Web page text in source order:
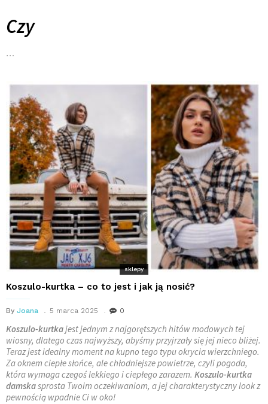
Czy
…
sklepy
Koszulo-kurtka – co to jest i jak ją nosić?
By Joana 5 marca 2025 0
Koszulo-kurtkajest jednym z najgorętszych hitów modowych tej
wiosny, dlatego czas najwyższy, abyśmy przyjrzały się jej nieco bliżej.
Teraz jest idealny moment na kupno tego typu okrycia wierzchniego.
Za oknem ciepłe słońce, ale chłodniejsze powietrze, czyli pogoda,
która wymaga czegoś lekkiego i ciepłego zarazem. Koszulo-kurtka
damskasprosta Twoim oczekiwaniom, a jej charakterystyczny look z
pewnością wpadnie Ci w oko!